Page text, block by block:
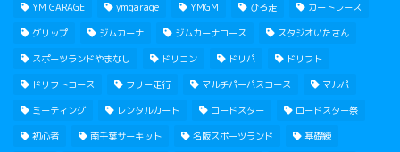
YM GARAGE ymgarage YMGM ひろ走 カートレース
グリップ ジムカーナ ジムカーナコース スタジオいたさん
スポーツランドやまなし ドリコン ドリパ ドリフト
ドリフトコース フリー走行 マルチパーパスコース マルパ
ミーティング レンタルカート ロードスター ロードスター祭
初心者 南千葉サーキット 名阪スポーツランド 基礎練